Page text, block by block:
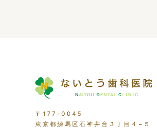
〒177-0045
東京都練馬区石神井台３丁目４−５